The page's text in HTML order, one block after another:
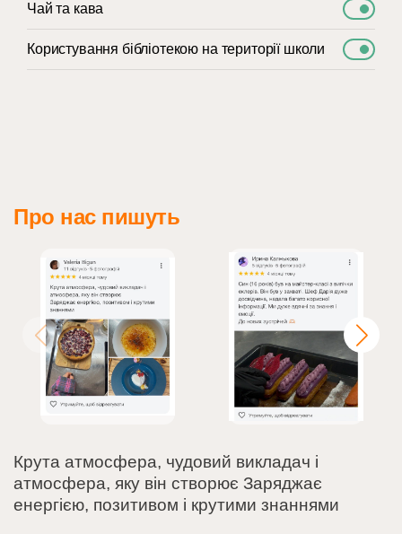
Чай та кава
Користування бібліотекою на території школи
Про нас пишуть
Крута атмосфера, чудовий викладач і
атмосфера, яку він створює Заряджає
енергією, позитивом і крутими знаннями